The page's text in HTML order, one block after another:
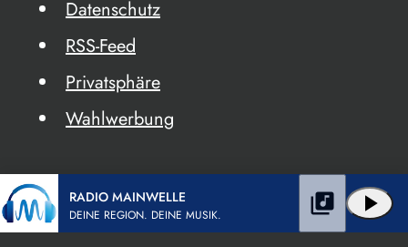
Datenschutz
RSS-Feed
Privatsphäre
Wahlwerbung
RADIO MAINWELLE
DEINE REGION. DEINE MUSIK. play_arrow
library_music